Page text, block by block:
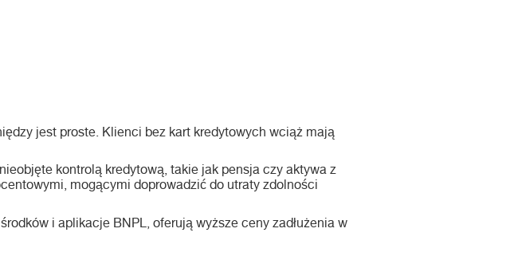
jest proste. Klienci bez kart kredytowych wciąż mają
kontrolą kredytową, takie jak pensja czy aktywa z
mogącymi doprowadzić do utraty zdolności
i aplikacje BNPL, oferują wyższe ceny zadłużenia w